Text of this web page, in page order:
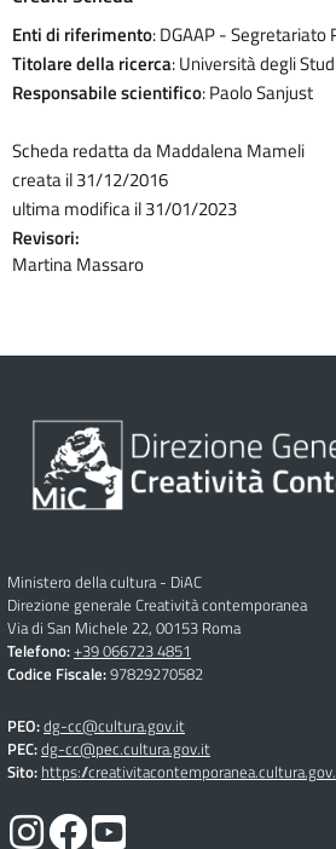
Enti di riferimento: DGAAP - Segretariato
Titolare della ricerca: Università degli
Responsabile scientifico: Paolo Sanjust
Scheda redatta da Maddalena Mameli
creata il 31/12/2016
ultima modifica il 31/01/2023
Revisori:
Martina Massaro
Ministero della cultura - DiAC
Direzione generale Creatività contemporanea
Via di San Michele 22, 00153 Roma
Telefono:+39 066723 4851
Codice Fiscale:97829270582
PEO:dg-cc@cultura.gov.it
PEC:dg-cc@pec.cultura.gov.it
Sito: https://